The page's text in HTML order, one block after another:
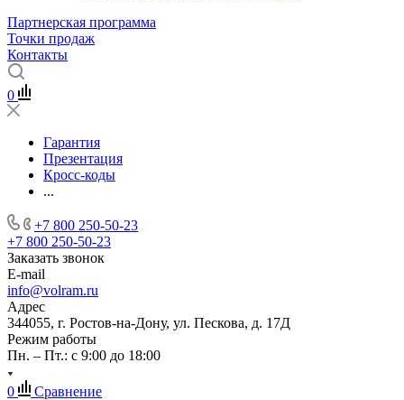
Партнерская программа
Точки продаж
Контакты
0
Гарантия
Презентация
Кросс-коды
...
+7 800 250-50-23
+7 800 250-50-23
Заказать звонок
E-mail
info@volram.ru
Адрес
344055, г. Ростов-на-Дону, ул. Пескова, д. 17Д
Режим работы
Пн. – Пт.: с 9:00 до 18:00
0 Сравнение